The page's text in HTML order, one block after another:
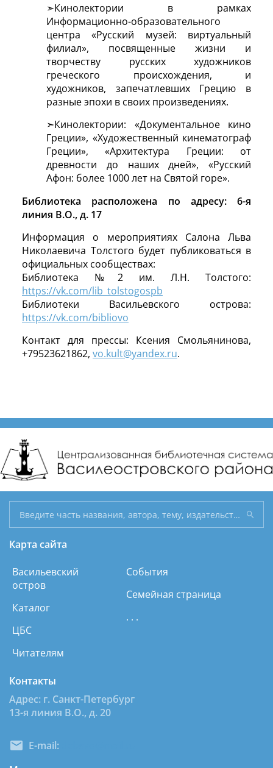
Кинолектории в рамках
Информационно-образовательного
центра «Русский музей: виртуальный
филиал», посвященные жизни и
творчеству русских художников
греческого происхождения, и
художников, запечатлевших Грецию в
разные эпохи в своих произведениях.
Кинолектории: «Документальное кино
Греции», «Художественный кинематограф
Греции», «Архитектура Греции: от
древности до наших дней», «Русский
Афон: более 1000 лет на Святой горе».
Библиотека расположена по адресу: 6-я
линия В.О., д. 17
Информация о мероприятиях Салона Льва
Николаевича Толстого будет публиковаться в
официальных сообществах:
Библиотека №2 им. Л.Н. Толстого:
https://vk.com/lib_tolstogospb
Библиотеки Васильевского острова:
https://vk.com/bibliovo
Контакт для прессы: Ксения Смольянинова,
+79523621862, vo.kult@yandex.ru.
Карта сайта
Васильевский
остров
Каталог
ЦБС
Читателям
События
Семейная страница
. . .
Контакты
Адрес: г. Санкт-Петербург
13-я линия В.О., д. 20
E-mail: